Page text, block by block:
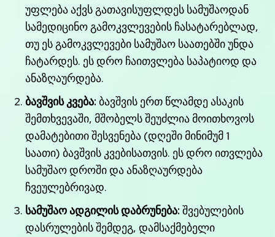
უფლება აქვს გათავისუფლდეს სამუშაოდან
სამედიცინო გამოკვლევების ჩასატარებლად,
თუ ეს გამოკვლევები სამუშაო საათებში უნდა
ჩატარდეს. ეს დრო ჩაითვლება საპატიოდ და
ანაზღაურდება.
ბავშვის კვება: ბავშვის ერთ წლამდე ასაკის
შემთხვევაში, მშობელს შეუძლია მოითხოვოს
დამატებითი შესვენება (დღეში მინიმუმ 1
საათი) ბავშვის კვებისათვის. ეს დრო ითვლება
სამუშაო დროში და ანაზღაურდება
ჩვეულებრივად.
სამუშაო ადგილის დაბრუნება: შვებულების
დასრულების შემდეგ, დამსაქმებელი